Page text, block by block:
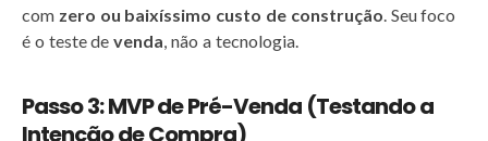
com zero ou baixíssimo custo de construção . Seu foco
é o teste devenda , não a tecnologia.
Passo 3: MVP de Pré-Venda (Testando a
Intenção de Compra)